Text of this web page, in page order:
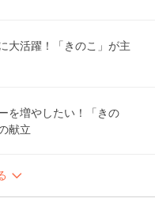
大活躍！「きのこ」が主
を増やしたい！「きの
献立